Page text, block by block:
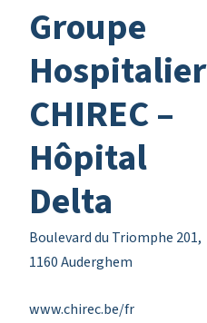
Groupe
Hospitalier
CHIREC –
Hôpital
Delta
Boulevard du Triomphe 201,
1160 Auderghem
www.chirec.be/fr